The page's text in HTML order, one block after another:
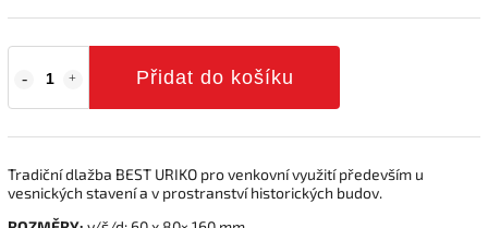
Přidat do košíku
Tradiční dlažba BEST URIKO pro venkovní využití především u
vesnických stavení a v prostranství historických budov.